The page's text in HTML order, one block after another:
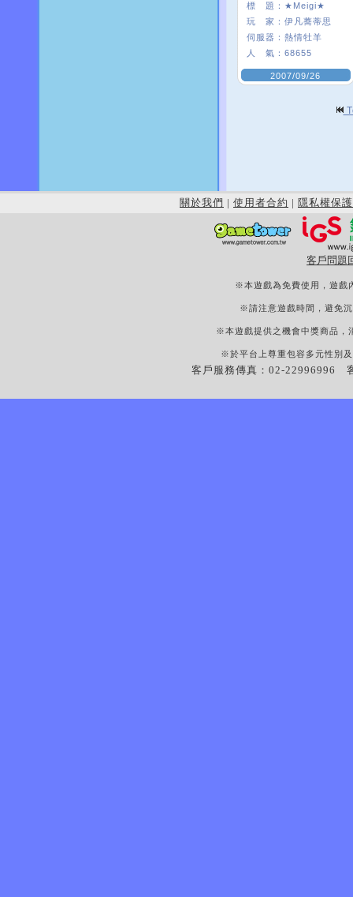
標 題： ★Meigi★
玩 家： 伊凡蕎蒂思
伺服器： 熱情牡羊
人 氣： 68655
2007/09/26
關於我們 | 使用者合約 | 隱私權保護
客戶問題
※本遊戲為免費使用，遊戲
※請注意遊戲時間，避免
※本遊戲提供之機會中獎商品，
※於平台上尊重包容多元性別
客戶服務傳真：02-22996996